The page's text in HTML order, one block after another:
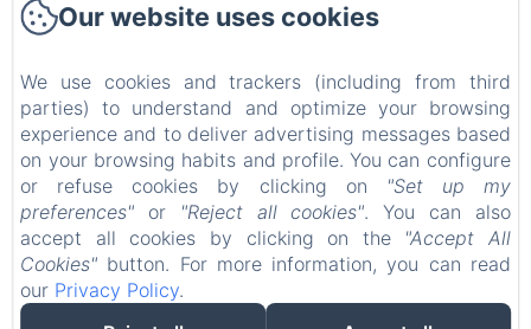
Access / Contact
Plan du site
Blog
Legal notice
EN FR DE
Our website uses cookies
We use cookies and trackers (including from third
parties) to understand and optimize your browsing
experience and to deliver advertising messages based
on your browsing habits and profile. You can configure
or refuse cookies by clicking on
"Set up my
preferences" or "Reject all cookies". You can also
accept all cookies by clicking on the "Accept All
Cookies" button. For more information, you can read
our Privacy Policy.